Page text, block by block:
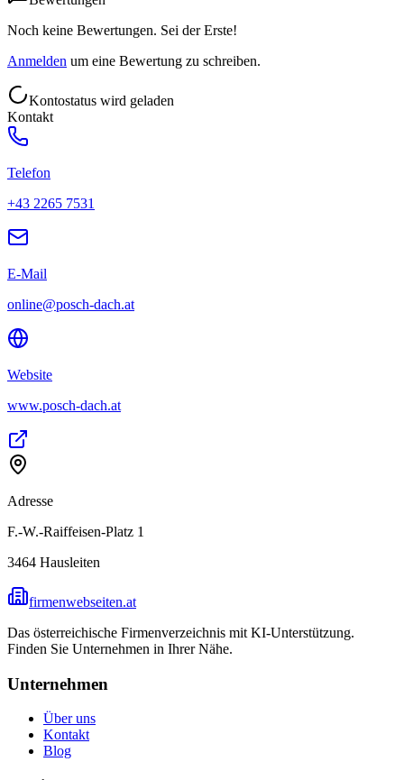
Noch keine Bewertungen. Sei der Erste!
Anmelden um eine Bewertung zu schreiben.
Kontostatus wird geladen
Kontakt
Telefon
+43 2265 7531
E-Mail
online@posch-dach.at
Website
www.posch-dach.at
Adresse
F.-W.-Raiffeisen-Platz 1
3464 Hausleiten
firmenwebseiten.at
Das österreichische Firmenverzeichnis mit KI-Unterstützung.
Finden Sie Unternehmen in Ihrer Nähe.
Unternehmen
Über uns
Kontakt
Blog